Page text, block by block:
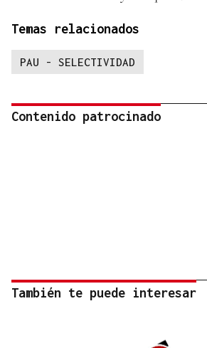
Temas relacionados
PAU - SELECTIVIDAD
Contenido patrocinado
También te puede interesar